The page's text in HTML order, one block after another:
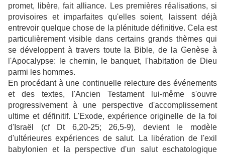
promet, libère, fait alliance. Les premières réalisations, si
provisoires et imparfaites qu'elles soient, laissent déjà
entrevoir quelque chose de la plénitude définitive. Cela est
particulièrement visible dans certains grands thèmes qui
se développent à travers toute la Bible, de la Genèse à
l'Apocalypse: le chemin, le banquet, l'habitation de Dieu
parmi les hommes.
En procédant à une continuelle relecture des événements
et des textes, l'Ancien Testament lui-même s'ouvre
progressivement à une perspective d'accomplissement
ultime et définitif. L'Exode, expérience originelle de la foi
d'Israël (cf Dt 6,20-25; 26,5-9), devient le modèle
d'ultérieures expériences de salut. La libération de l'exil
babylonien et la perspective d'un salut eschatologique